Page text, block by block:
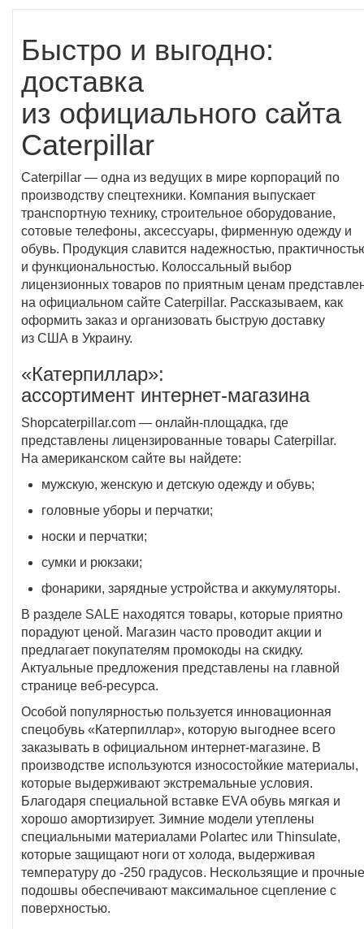
Быстро и выгодно:
доставка
из официального сайта
Caterpillar
Caterpillar — одна из ведущих в мире корпораций по
производству спецтехники. Компания выпускает
транспортную технику, строительное оборудование,
сотовые телефоны, аксессуары, фирменную одежду и
обувь. Продукция славится надежностью,
и функциональностью. Колоссальный выбор
лицензионных товаров по приятным ценам
на официальном сайте Caterpillar. Рассказываем, как
оформить заказ и организовать быструю доставку
из США в Украину.
«Катерпиллар»:
ассортимент интернет-магазина
Shopcaterpillar.com — онлайн-площадка, где
представлены лицензированные товары Caterpillar.
На американском сайте вы найдете:
мужскую, женскую и детскую одежду и обувь;
головные уборы и перчатки;
носки и перчатки;
сумки и рюкзаки;
фонарики, зарядные устройства и аккумуляторы.
В разделе SALE находятся товары, которые приятно
порадуют ценой. Магазин часто проводит акции и
предлагает покупателям промокоды на скидку.
Актуальные предложения представлены на главной
странице веб-ресурса.
Особой популярностью пользуется инновационная
спецобувь «Катерпиллар», которую выгоднее всего
заказывать в официальном интернет-магазине. В
производстве используются износостойкие материалы,
которые выдерживают экстремальные условия.
Благодаря специальной вставке EVA обувь мягкая и
хорошо амортизирует. Зимние модели утеплены
специальными материалами Polartec или Thinsulate,
которые защищают ноги от холода, выдерживая
температуру до -250 градусов. Нескользящие и прочные
подошвы обеспечивают максимальное сцепление с
поверхностью.